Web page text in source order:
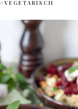
#VEGETARISCH